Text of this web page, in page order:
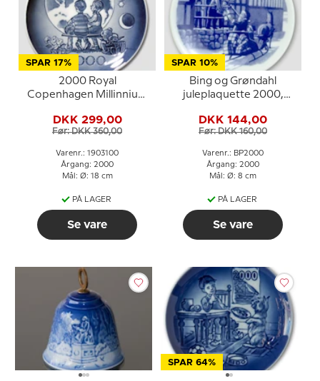
SPAR 17%
2000 Royal
Copenhagen Millinnium
DKK 299,00
Før: DKK 360,00
Varenr.: 1903100
Årgang: 2000
Mål: Ø: 18 cm
PÅ LAGER
Se vare
SPAR 10%
Bing og Grøndahl
juleplaquette 2000,
DKK 144,00
Før: DKK 160,00
Varenr.: BP2000
Årgang: 2000
Mål: Ø: 8 cm
PÅ LAGER
Se vare
SPAR 64%